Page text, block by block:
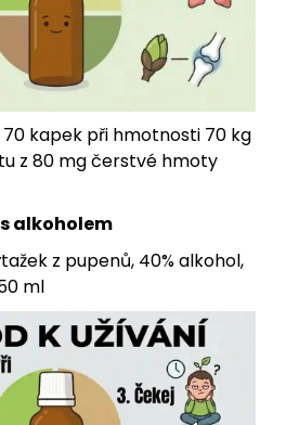
kapek při hmotnosti 70 kg
z 80 mg čerstvé hmoty
alkoholem
z pupenů, 40% alkohol,
ml